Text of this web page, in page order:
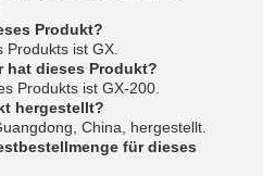
Produkt?
ist GX.
hat dieses Produkt?
Produkts ist GX-200.
hergestellt?
China, hergestellt.
für dieses